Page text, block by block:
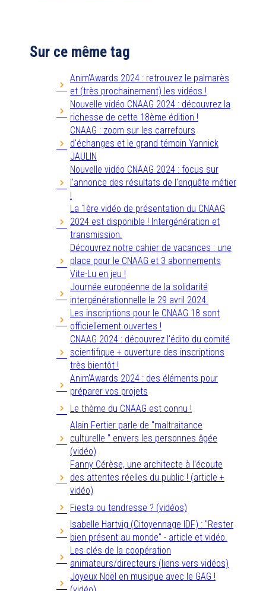
Sur ce même tag
Anim'Awards 2024 : retrouvez le palmarès
et (très prochainement) les vidéos !
Nouvelle vidéo CNAAG 2024 : découvrez la
richesse de cette 18ème édition !
CNAAG : zoom sur les carrefours
d'échanges et le grand témoin Yannick
JAULIN
Nouvelle vidéo CNAAG 2024 : focus sur
l'annonce des résultats de l'enquête métier
!
La 1ère vidéo de présentation du CNAAG
2024 est disponible ! Intergénération et
transmission.
Découvrez notre cahier de vacances : une
place pour le CNAAG et 3 abonnements
Vite-Lu en jeu !
Journée européenne de la solidarité
intergénérationnelle le 29 avril 2024.
Les inscriptions pour le CNAAG 18 sont
officiellement ouvertes !
CNAAG 2024 : découvrez l'édito du comité
scientifique + ouverture des inscriptions
très bientôt !
Anim'Awards 2024 : des éléments pour
préparer vos projets
Le thème du CNAAG est connu !
Alain Fertier parle de "maltraitance
culturelle " envers les personnes âgée
(vidéo)
Fanny Cérèse, une architecte à l'écoute
des attentes réelles du public ! (article +
vidéo)
Fiesta ou tendresse ? (vidéos)
Isabelle Hartvig (Citoyennage IDF) : "Rester
bien présent au monde" - article et vidéo.
Les clés de la coopération
animateurs/directeurs (liens vers vidéos)
Joyeux Noël en musique avec le GAG !